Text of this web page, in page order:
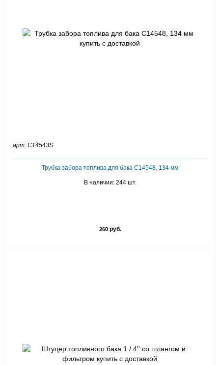
арт: C14543S
Трубка забора топлива для бака C14548, 134 мм
В наличии: 244 шт.
260руб.